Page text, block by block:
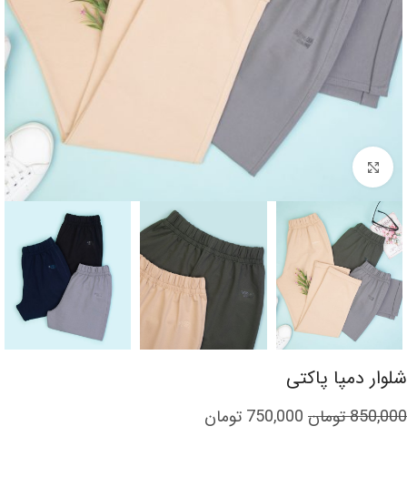
برای بزرگنمایی کلیک کنید
شلوار دمپا پاکتی
850,000تومان 750,000 تومان